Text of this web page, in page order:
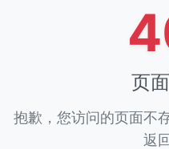
页
抱歉，您访问的页面不
返